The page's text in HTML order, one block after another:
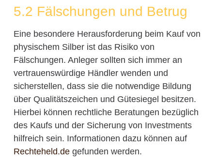
5.2 Fälschungen und Betrug
Eine besondere Herausforderung beim Kauf von
physischem Silber ist das Risiko von
Fälschungen. Anleger sollten sich immer an
vertrauenswürdige Händler wenden und
sicherstellen, dass sie die notwendige Bildung
über Qualitätszeichen und Gütesiegel besitzen.
Hierbei können rechtliche Beratungen bezüglich
des Kaufs und der Sicherung von Investments
hilfreich sein. Informationen dazu können auf
Rechteheld.degefunden werden.